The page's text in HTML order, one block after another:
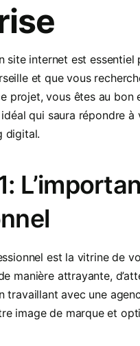
site internet est
et que vous
projet, vous êtes au
qui saura répondre
digital.
est la vitrine de
manière attrayante,
travaillant avec une
image de marque et